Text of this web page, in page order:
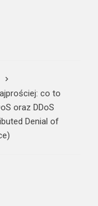
co to
oraz DDoS
Denial of